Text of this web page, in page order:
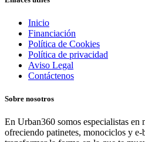
Inicio
Financiación
Política de Cookies
Política de privacidad
Aviso Legal
Contáctenos
Sobre nosotros
En Urban360 somos especialistas en
ofreciendo patinetes, monociclos y e-